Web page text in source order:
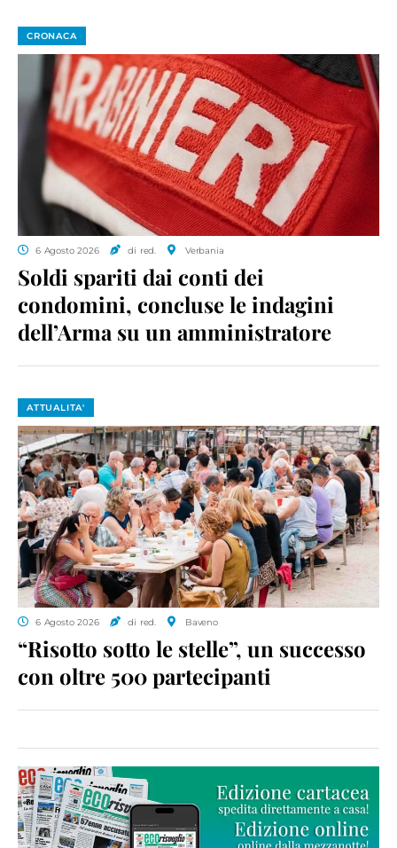
CRONACA
6 Agosto 2026 di red. Verbania
Soldi spariti dai conti dei
condomini, concluse le indagini
dell’Arma su un amministratore
ATTUALITA'
6 Agosto 2026 di red. Baveno
“Risotto sotto le stelle”, un successo
con oltre 500 partecipanti